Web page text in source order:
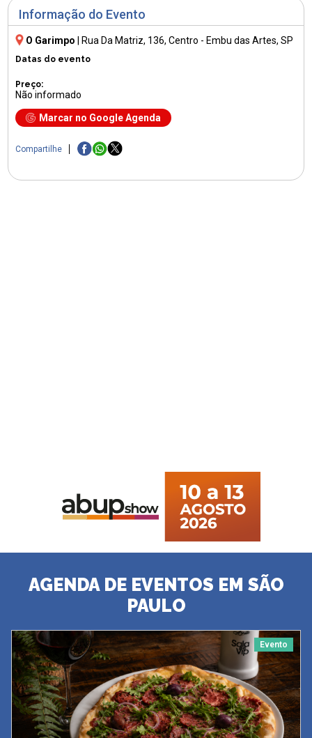
Informação do Evento
O Garimpo Rua Da Matriz, 136, Centro - Embu das Artes, SP
Datas do evento
Preço:
Não informado
Marcar no Google Agenda
Compartilhe
AGENDA DE EVENTOS EM SÃO
PAULO
Evento